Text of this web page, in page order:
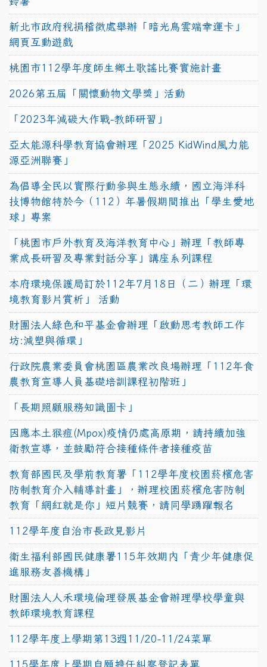
新北市政府稅捐稽徵處舉辦「暗光鳥雲端幸運卡」
網頁互動遊戲
桃園市112學年度師生鄉土歌謠比賽實施計畫
2026第五屆「關懷動物文學獎」活動
「2023年減碳大作戰-教師研習」
亞太能源科學教育協會辦理「2025 KidWind風力能
源亞洲聯賽」
為倡導全民以實際行動參與生態永續，國立海洋科
技博物館特於今（112）年暑假期間推出「學生愛地
球」專案
「桃園市戶外教育及海洋教育中心」辦理「教師專
業成長研習及專業對話分享」講座系列課程
本府環境保護局訂於112年7月18日（二）辦理「環
境教育影片賞析」 活動
財團法人綠色和平基金會辦理「啟動思考教師工作
坊:減塑與循環」
行政院農業委員會桃園區農業改良場辦理「112年食
農教育宣導人員基礎培訓課程初階班」
「長期照顧服務知識圖卡」
因應本土猴痘(Mpox)疫情仍處高原期，請持續加強
衛教宣導，並鼓勵符合接種條件者接種疫苗
教育部國民及學前教育署「112學年度校園菸檳危害
防制教育介入輔導計畫」，辦理校園菸檳危害防制
教育「網紅就是你」短片競賽，請同學踴躍報名
112學年度自治市長政見影片
衛生福利部國民健康署115年效期內「青少年健康促
進服務友善機構」
財團法人人禾環境倫理發展基金會辦理學校學童與
教師環境教育課程
112學年度上學期第13週11/20-11/24菜單
115學年度上學期自願擔任糾察登記表單